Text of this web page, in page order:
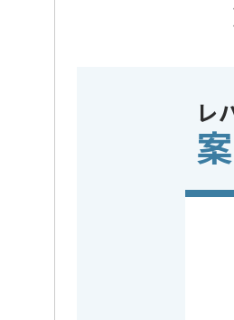
この案件で扱う技術
この案件のポイント
レ